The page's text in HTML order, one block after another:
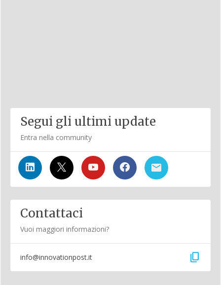
Segui gli ultimi update
Entra nella community
Contattaci
Vuoi maggiori informazioni?
info@innovationpost.it content_copy